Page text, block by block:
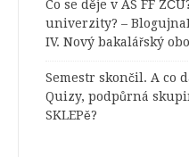
Co se děje v AS FF
univerzity? –
IV. Nový bakalářský
Semestr skončil. A co
Quizy, podpůrná
SKLEPě?